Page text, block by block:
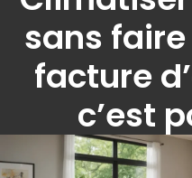
sans
facture
c’est